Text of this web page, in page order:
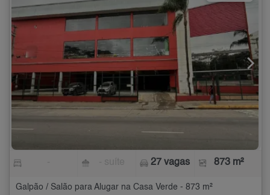
27 vagas 873 m²
Galpão / Salão para Alugar na Casa Verde - 873 m²